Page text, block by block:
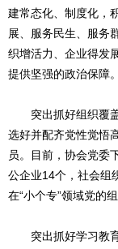
建常态化、制度化，
展、服务民生、服务
织增活力、企业得发
提供坚强的政治保障。
突出抓好组织覆盖
选好并配齐党性觉悟
员。目前，协会党委
公企业14个，社会组
在“小个专”领域党的
突出抓好学习教育